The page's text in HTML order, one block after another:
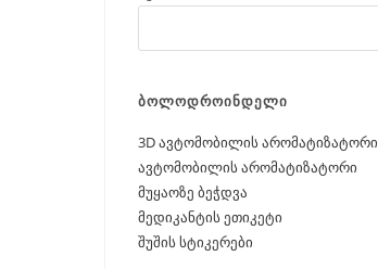
ბოლოდროინდელი
3D ავტომობილის არომატიზატორი
ავტომობილის არომატიზატორი
მუყაოზე ბეჭდვა
მედიკანტის ეთიკეტი
შუშის სტიკერები